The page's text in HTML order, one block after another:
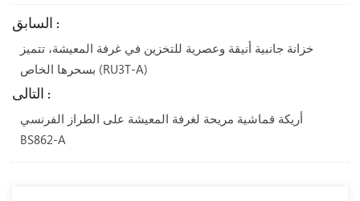
السابق :
خزانة جانبية أنيقة وعصرية للتخزين في غرفة المعيشة، تتميز
بسحرها الخاص (RU3T-A)
التالى :
أريكة قماشية مريحة لغرفة المعيشة على الطراز الفرنسي
BS862-A